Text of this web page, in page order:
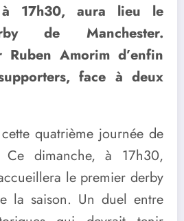
à 17h30, aura lieu le
de Manchester.
Ruben Amorim d’enfin
face à deux
quatrième journée de
Ce dimanche, à 17h30,
le premier derby
la saison. Un duel entre